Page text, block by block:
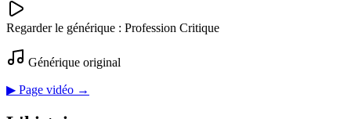
Regarder le générique : Profession Critique
Générique original
▶ Page vidéo →